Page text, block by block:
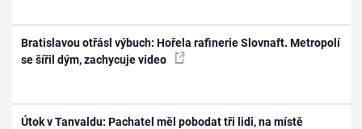
Bratislavou otřásl výbuch: Hořela rafinerie Slovnaft. Metropolí
se šířil dým, zachycuje video
Útok v Tanvaldu: Pachatel měl pobodat tři lidi, na místě